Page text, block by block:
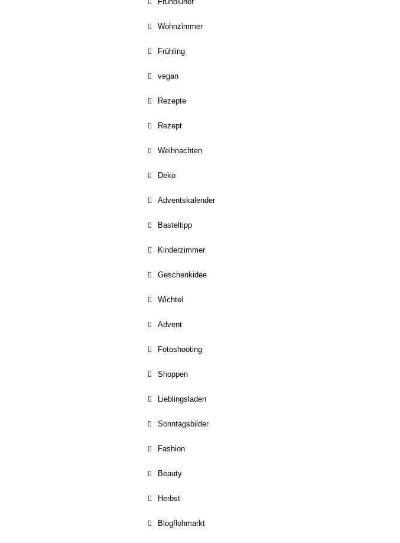
Wohnzimmer
Frühling
vegan
Rezepte
Rezept
Weihnachten
Deko
Adventskalender
Basteltipp
Kinderzimmer
Geschenkidee
Wichtel
Advent
Fotoshooting
Shoppen
Lieblingsladen
Sonntagsbilder
Fashion
Beauty
Herbst
Blogflohmarkt